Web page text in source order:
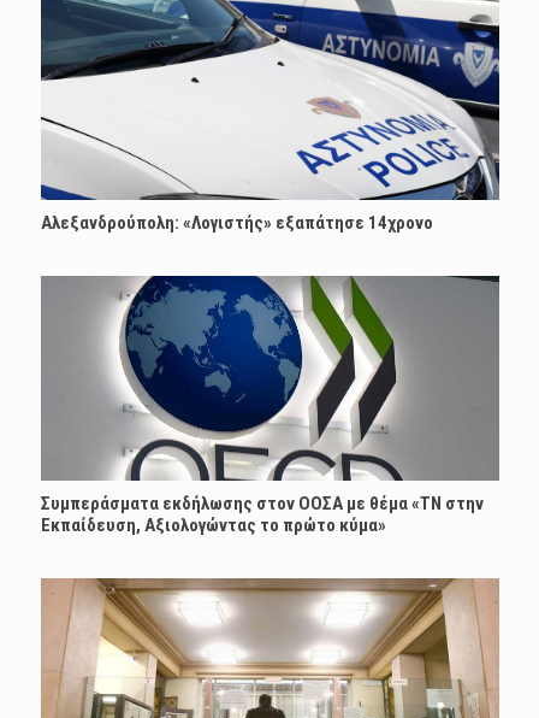
Αλεξανδρούπολη: «Λογιστής» εξαπάτησε 14χρονο
Συμπεράσματα εκδήλωσης στον ΟΟΣΑ με θέμα «ΤΝ στην
Εκπαίδευση, Αξιολογώντας το πρώτο κύμα»